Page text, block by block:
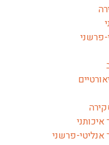
פרשני
פרשני